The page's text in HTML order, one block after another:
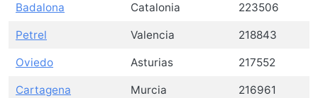
Badalona Catalonia 223506
Petrel Valencia 218843
Oviedo Asturias 217552
Cartagena Murcia 216961